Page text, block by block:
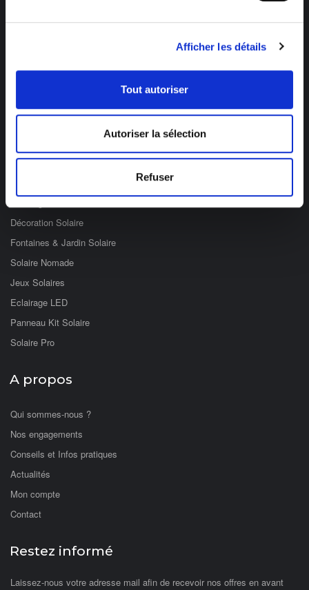
Afficher les détails
Tout autoriser
Autoriser la sélection
Refuser
03 89 59 05 50
Ouvert du lundi au vendredi
de 8h à 12h et de 14h à 17h
Décoration Solaire
Fontaines & Jardin Solaire
Solaire Nomade
Jeux Solaires
Eclairage LED
Panneau Kit Solaire
Solaire Pro
A propos
Qui sommes-nous ?
Nos engagements
Conseils et Infos pratiques
Actualités
Mon compte
Contact
Restez informé
Laissez-nous votre adresse mail afin de recevoir nos offres en avant